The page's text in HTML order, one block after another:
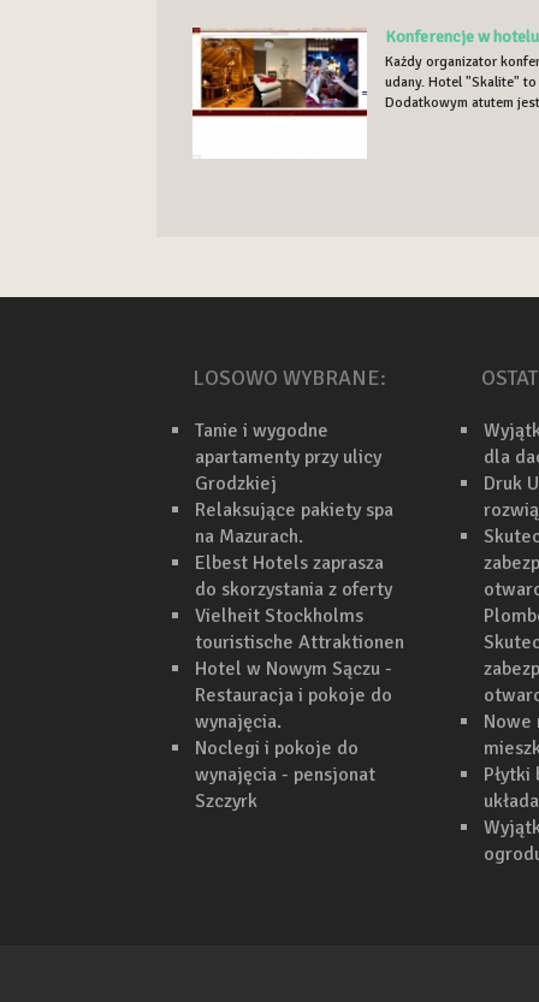
Konferencje w
Każdy organizator
udany. Hotel "Skalite"
Dodatkowym atutem
LOSOWO WYBRANE:
Tanie i wygodne
apartamenty przy ulicy
Grodzkiej
Relaksujące pakiety spa
na Mazurach.
Elbest Hotels zaprasza
do skorzystania z oferty
Vielheit Stockholms
touristische Attraktionen
Hotel w Nowym Sączu -
Restauracja i pokoje do
wynajęcia.
Noclegi i pokoje do
wynajęcia - pensjonat
Szczyrk
dla
Druk
Nowe